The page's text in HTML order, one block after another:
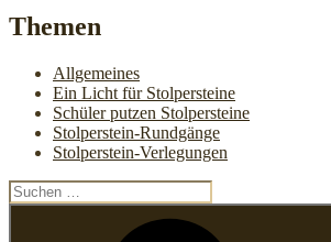
Themen
Allgemeines
Ein Licht für Stolpersteine
Schüler putzen Stolpersteine
Stolperstein-Rundgänge
Stolperstein-Verlegungen
Suchen
nach: